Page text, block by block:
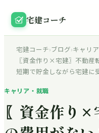
宅建コーチ
宅建コーチ›ブログ›キャリ
〖資金作り×宅建〗不動産
短期で貯金しながら宅建に
キャリア・就職
〖資金作り×